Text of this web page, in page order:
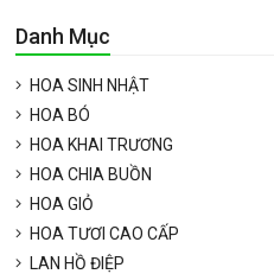
Danh Mục
HOA SINH NHẬT
HOA BÓ
HOA KHAI TRƯƠNG
HOA CHIA BUỒN
HOA GIỎ
HOA TƯƠI CAO CẤP
LAN HỒ ĐIỆP